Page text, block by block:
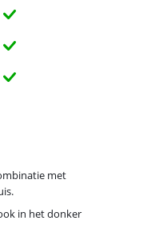
met
in het donker